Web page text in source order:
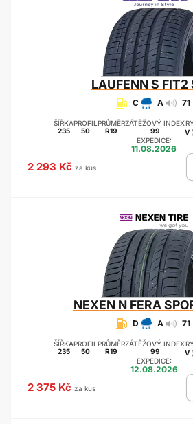
LAUFENNS FIT2
C A 71
ŠÍŘKA
235
PROFIL
50
PRŮMĚR
R19
ZÁTĚŽOVÝ INDEX
99
V
EXPEDICE:
11.08.2026
2 293 Kč za kus
NEXEN N FERA
D A 71
ŠÍŘKA
235
PROFIL
50
PRŮMĚR
R19
ZÁTĚŽOVÝ INDEX
99
V
EXPEDICE:
12.08.2026
2 375 Kč za kus